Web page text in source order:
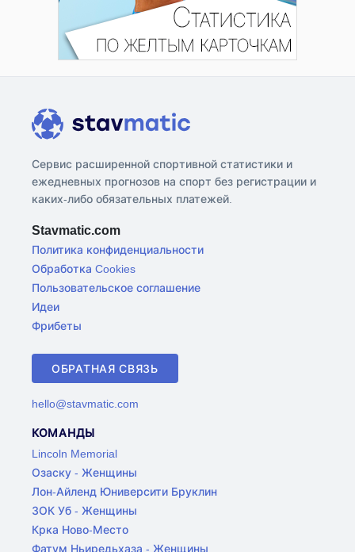
Сервис расширенной спортивной статистики и
ежедневных прогнозов на спорт без регистрации и
каких-либо обязательных платежей.
Stavmatic.com
Политика конфиденциальности
Обработка Cookies
Пользовательское соглашение
Идеи
Фрибеты
ОБРАТНАЯ СВЯЗЬ
hello@stavmatic.com
КОМАНДЫ
Lincoln Memorial
Озаску - Женщины
Лон-Айленд Юниверсити Бруклин
ЗОК Уб - Женщины
Крка Ново-Место
Фатум Ньиредьхаза - Женщины